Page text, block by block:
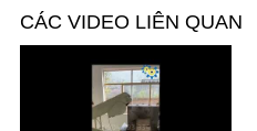
CÁC VIDEO LIÊN QUAN